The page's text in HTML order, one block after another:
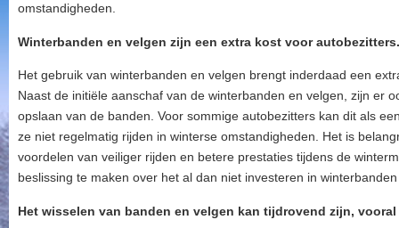
omstandigheden.
Winterbanden en velgen zijn een extra kost voor autobezitters.
Het gebruik van winterbanden en velgen brengt inderdaad een
Naast de initiële aanschaf van de winterbanden en velgen, zijn er
opslaan van de banden. Voor sommige autobezitters kan dit als
ze niet regelmatig rijden in winterse omstandigheden. Het is
voordelen van veiliger rijden en betere prestaties tijdens de
beslissing te maken over het al dan niet investeren in
Het wisselen van banden en velgen kan tijdrovend zijn,